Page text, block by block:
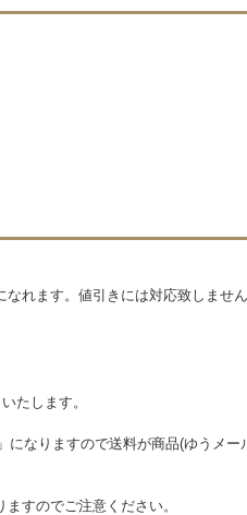
れます。値引きには対応致しません
たします。
なりますので送料が商品(ゆうメー
すのでご注意ください。